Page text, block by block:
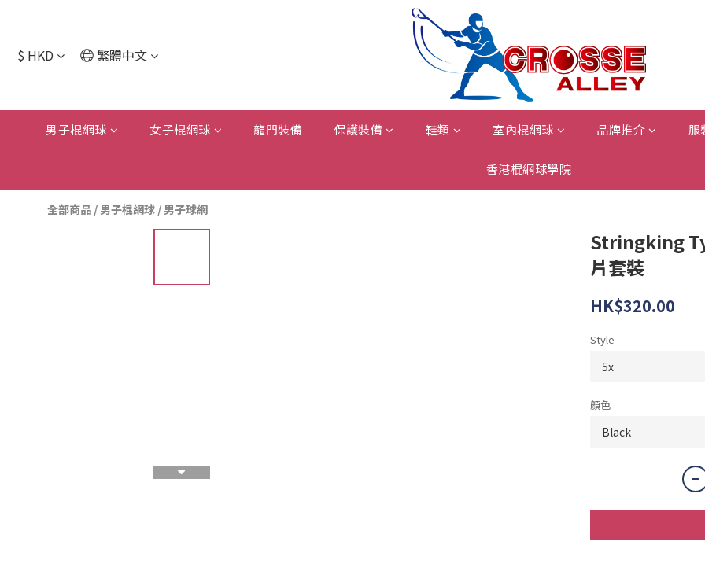
$ HKD 繁體中文
男子棍網球 女子棍網球 龍門裝備 保護裝備 鞋類 室內棍網球 品牌推介 服
香港棍網球學院
全部商品 / 男子棍網球 / 男子球網
Stringking
片套裝
HK$320.00
Style
顏色